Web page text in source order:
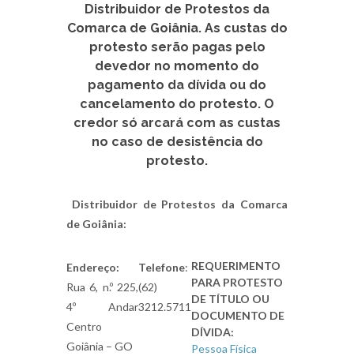
Distribuidor de Protestos da
Comarca de Goiânia. As custas do
protesto serão pagas pelo
devedor no momento do
pagamento da dívida ou do
cancelamento do protesto. O
credor só arcará com as custas
no caso de desistência do
protesto.
Distribuidor de Protestos da Comarca
de Goiânia:
Endereço:
Rua 6, n.º 225,
4º Andar
Centro
Goiânia – GO
Telefone:
(62)
3212.5711
REQUERIMENTO
PARA PROTESTO
DE TÍTULO OU
DOCUMENTO DE
DÍVIDA:
Pessoa Física